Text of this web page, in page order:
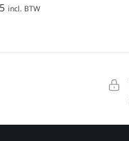
incl. BTW